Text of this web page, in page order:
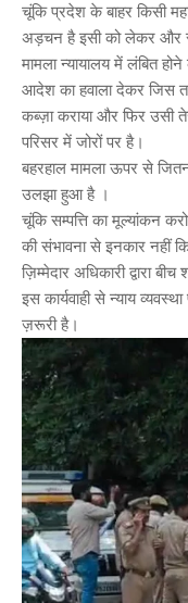
चूंकि प्रदेश के बाहर किसी
अड़चन है इसी को लेकर और
मामला न्यायालय में लंबित
आदेश का हवाला देकर जिस
कब्ज़ा कराया और फिर
परिसर में जोरों पर है।
बहरहाल मामला ऊपर से
उलझा हुआ है ।
चूंकि सम्पत्ति का मूल्यांकन
की संभावना से इनकार नहीं
ज़िम्मेदार अधिकारी द्वारा
इस कार्यवाही से न्याय
ज़रूरी है।